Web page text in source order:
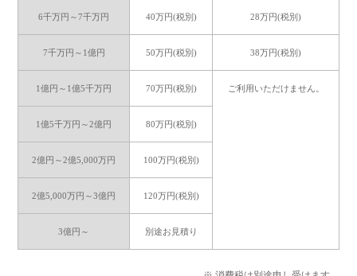
6千万円～7千万円 40万円(税別) 28万円(税別)
7千万円～1億円 50万円(税別) 38万円(税別)
1億円～1億5千万円 70万円(税別) ご利用いただけません。
1億5千万円～2億円 80万円(税別)
2億円～2億5,000万円 100万円(税別)
2億5,000万円～3億円 120万円(税別)
3億円～ 別途お見積り